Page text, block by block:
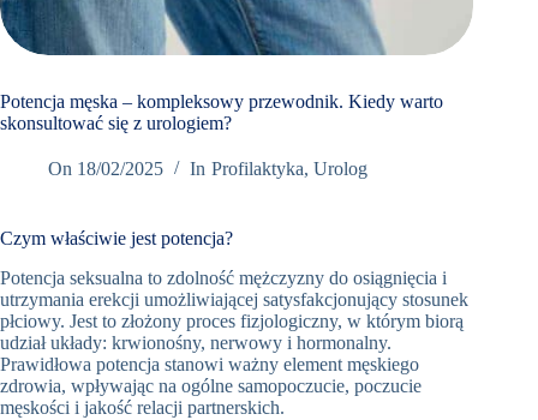
Appointment
+48
76 66
Umów
wizytę w
Oslomed
Potencja męska – kompleksowy przewodnik. Kiedy warto
skonsultować się z urologiem?
On 18/02/2025 In Profilaktyka, Urolog
Czym właściwie jest potencja?
Potencja seksualna to zdolność mężczyzny do osiągnięcia i
utrzymania erekcji umożliwiającej satysfakcjonujący stosunek
płciowy. Jest to złożony proces fizjologiczny, w którym biorą
udział układy: krwionośny, nerwowy i hormonalny.
Prawidłowa potencja stanowi ważny element męskiego
zdrowia, wpływając na ogólne samopoczucie, poczucie
męskości i jakość relacji partnerskich.